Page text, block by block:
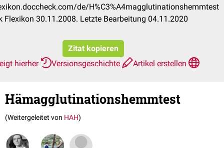
de/H%C3%A4magglutinationshemmtest
Flexikon 30.11.2008. Letzte Bearbeitung 04.11.2020
Zitat kopieren
hierher
Versionsgeschichte Artikel erstellen
Hämagglutinationshemmtest
(Weitergeleitet von HAH)